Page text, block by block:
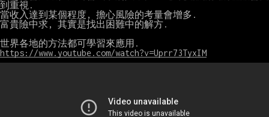
到重視.
當收入達到某個程度, 擔心風險的考量會增多.
富貴險中求, 其實是找出困難中的解方.
https://www.youtube.com/watch?v=Uprr73TyxIM